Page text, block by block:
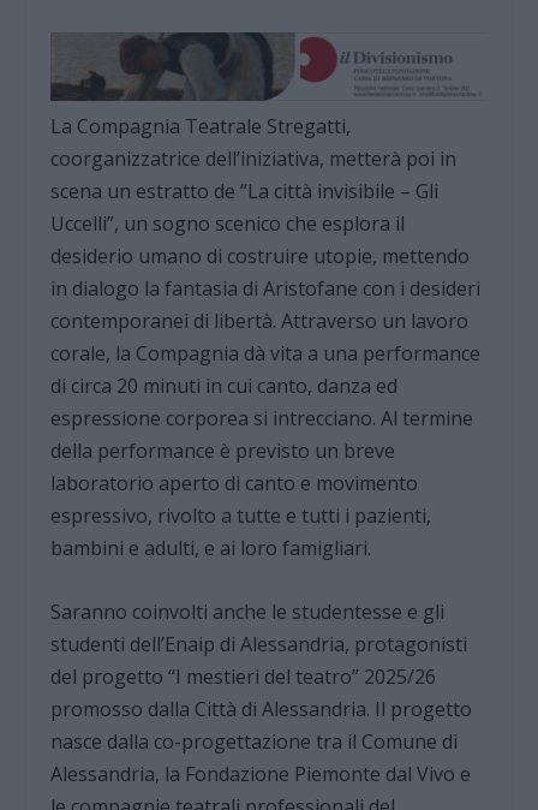
La Compagnia Teatrale Stregatti,
coorganizzatrice dell’iniziativa, metterà poi in
scena un estratto de “La città invisibile – Gli
Uccelli”, un sogno scenico che esplora il
desiderio umano di costruire utopie, mettendo
in dialogo la fantasia di Aristofane con i desideri
contemporanei di libertà. Attraverso un lavoro
corale, la Compagnia dà vita a una performance
di circa 20 minuti in cui canto, danza ed
espressione corporea si intrecciano. Al termine
della performance è previsto un breve
laboratorio aperto di canto e movimento
espressivo, rivolto a tutte e tutti i pazienti,
bambini e adulti, e ai loro famigliari.
Saranno coinvolti anche le studentesse e gli
studenti dell’Enaip di Alessandria, protagonisti
del progetto “I mestieri del teatro” 2025/26
promosso dalla Città di Alessandria. Il progetto
nasce dalla co-progettazione tra il Comune di
Alessandria, la Fondazione Piemonte dal Vivo e